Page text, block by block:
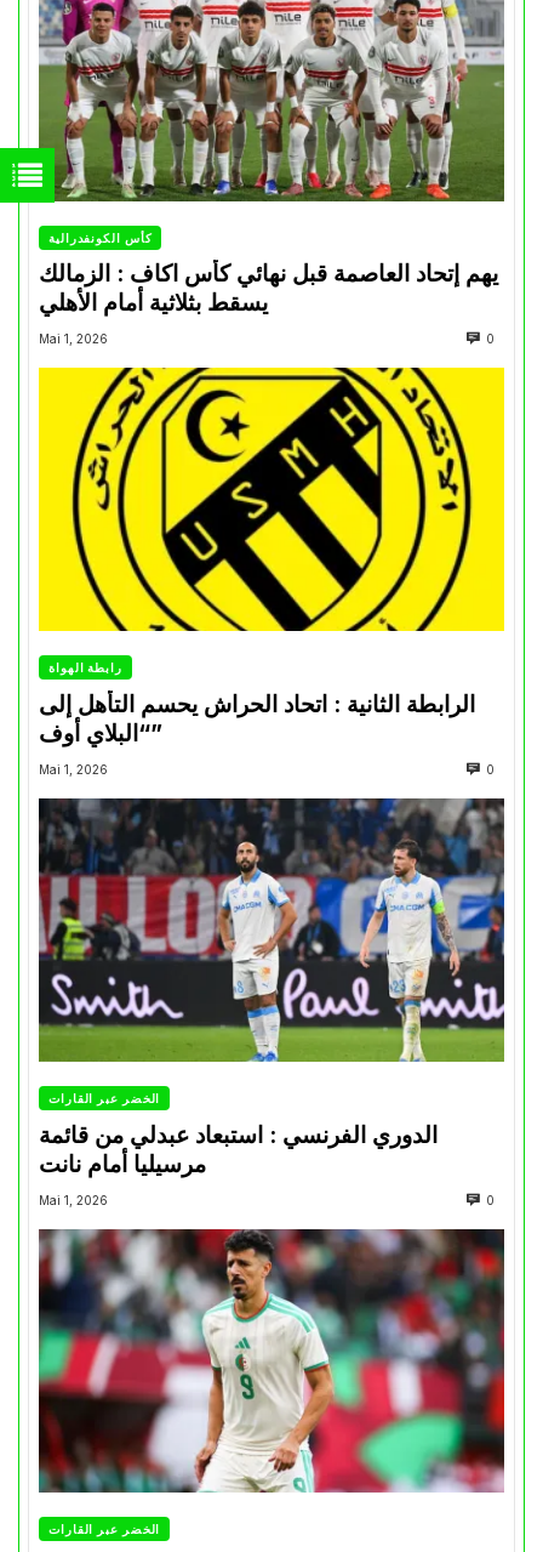
كأس الكونفدرالية
يهم إتحاد العاصمة قبل نهائي كأس اكاف : الزمالك
Mai 1, 2026 0
رابطة الهواة
الرابطة الثانية : اتحاد الحراش يحسم التأهل إلى
“البلاي أوف”
Mai 1, 2026 0
الخضر عبر القارات
الدوري الفرنسي : استبعاد عبدلي من قائمة
مرسيليا أمام نانت
Mai 1, 2026 0
الخضر عبر القارات